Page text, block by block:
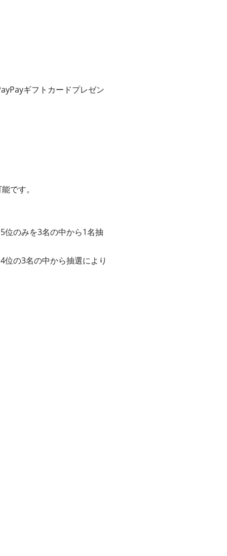
ギフトカードプレゼン
です。
のみを3名の中から1名抽
の3名の中から抽選により